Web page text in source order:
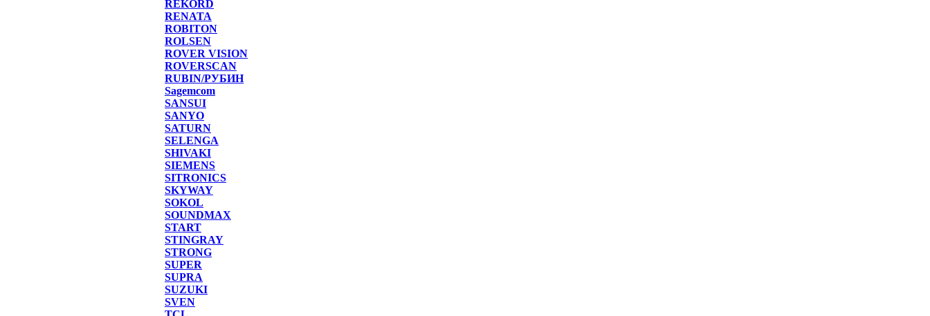
REKORD
RENATA
ROBITON
ROLSEN
ROVER VISION
ROVERSCAN
RUBIN/РУБИН
Sagemcom
SANSUI
SANYO
SATURN
SELENGA
SHIVAKI
SIEMENS
SITRONICS
SKYWAY
SOKOL
SOUNDMAX
START
STINGRAY
STRONG
SUPER
SUPRA
SUZUKI
SVEN